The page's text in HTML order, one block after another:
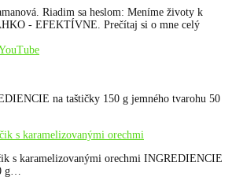
Riadim sa heslom: Meníme životy k
- EFEKTÍVNE. Prečítaj si o mne celý
na taštičky 150 g jemného tvarohu 50
s karamelizovanými orechmi
s karamelizovanými orechmi INGREDIENCIE
g…